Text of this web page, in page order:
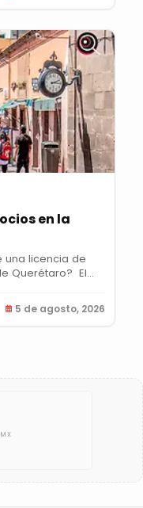
en la
una licencia de
Querétaro? El...
5 de agosto, 2026